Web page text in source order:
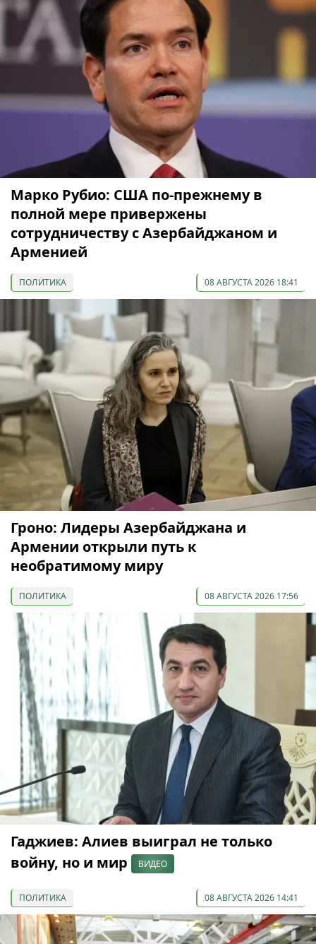
Марко Рубио: США по-прежнему в
полной мере привержены
сотрудничеству с Азербайджаном и
Арменией
ПОЛИТИКА 08 АВГУСТА 2026 18:41
Гроно: Лидеры Азербайджана и
Армении открыли путь к
необратимому миру
ПОЛИТИКА 08 АВГУСТА 2026 17:56
Гаджиев: Алиев выиграл не только
войну, но и мир
ВИДЕО
ПОЛИТИКА 08 АВГУСТА 2026 14:41